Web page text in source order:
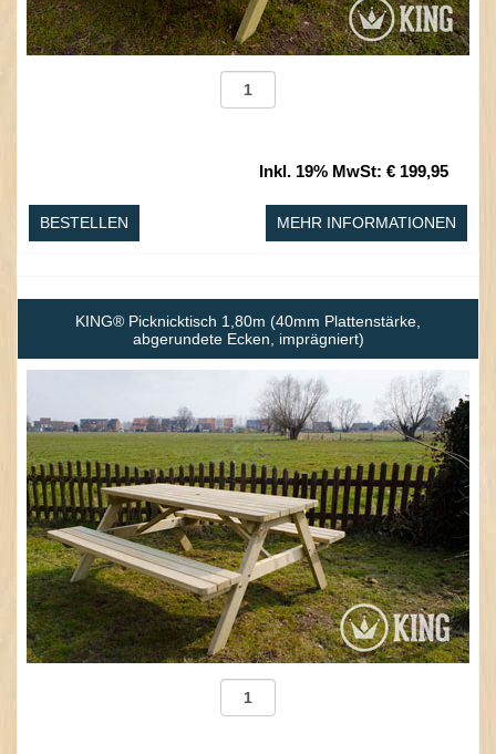
Inkl. 19% MwSt: € 199,95
MEHR INFORMATIONEN
BESTELLEN
KING® Picknicktisch 1,80m (40mm Plattenstärke,
abgerundete Ecken, imprägniert)